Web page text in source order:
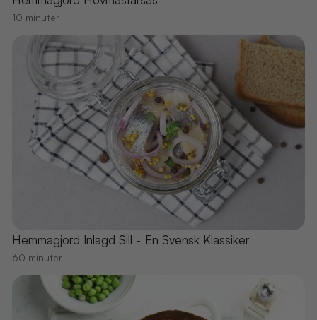
10 minuter
Hemmagjord Inlagd Sill - En Svensk Klassiker
60 minuter